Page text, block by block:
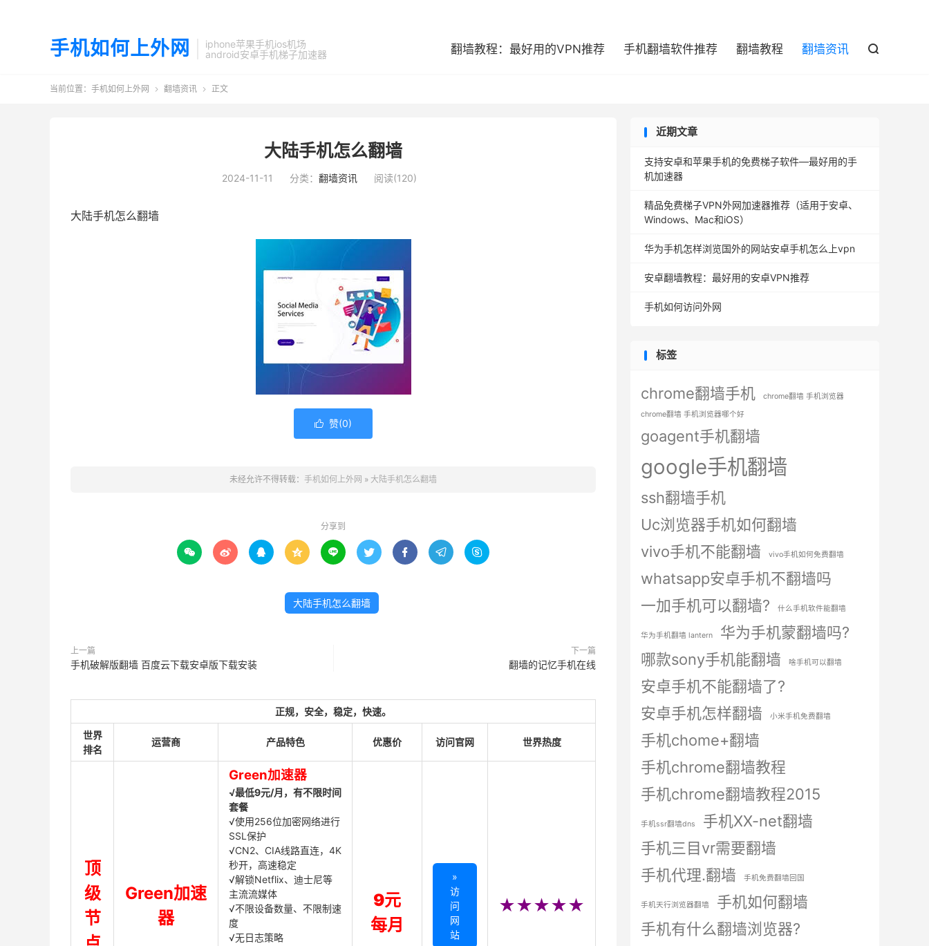
手机如何上外网
iphone苹果手机ios机场
android安卓手机梯子加速器
翻墙教程：最好用的VPN推荐 手机翻墙软件推荐 翻墙教程 翻墙资讯 
当前位置： 手机如何上外网  翻墙资讯  正文
大陆手机怎么翻墙
2024-11-11 分类： 翻墙资讯 阅读(120)
大陆手机怎么翻墙
 赞(0)
未经允许不得转载： 手机如何上外网 » 大陆手机怎么翻墙
分享到
        
大陆手机怎么翻墙
上一篇
手机破解版翻墙 百度云下载安卓版下载安装
下一篇
翻墙的记忆手机在线
正规，安全，稳定，快速。
世界
排名
运营商 产品特色 优惠价 访问官网 世界热度
顶
级
节
Green加速
器
Green加速器
√最低9元/月，有不限时间
套餐
√使用256位加密网络进行
SSL保护
√CN2、CIA线路直连，4K
秒开，高速稳定
√解锁Netflix、迪士尼等
主流流媒体
√不限设备数量、不限制速
度
√无日志策略
9元
每月
»
访
问
网
站
★★★★★
近期文章
支持安卓和苹果手机的免费梯子软件—最好用的手
机加速器
精品免费梯子VPN外网加速器推荐（适用于安卓、
Windows、Mac和iOS）
华为手机怎样浏览国外的网站安卓手机怎么上vpn
安卓翻墙教程：最好用的安卓VPN推荐
手机如何访问外网
标签
chrome翻墙手机
chrome翻墙 手机浏览器
chrome翻墙 手机浏览器哪个好
goagent手机翻墙
google手机翻墙
ssh翻墙手机
Uc浏览器手机如何翻墙
vivo手机不能翻墙
vivo手机如何免费翻墙
whatsapp安卓手机不翻墙吗
一加手机可以翻墙?
什么手机软件能翻墙
华为手机翻墙 lantern
华为手机蒙翻墙吗?
哪款sony手机能翻墙
啥手机可以翻墙
安卓手机不能翻墙了?
安卓手机怎样翻墙
小米手机免费翻墙
手机chome+翻墙
手机chrome翻墙教程
手机chrome翻墙教程2015
手机ssr翻墙dns
手机XX-net翻墙
手机三目vr需要翻墙
手机代理.翻墙
手机免费翻墙回国
手机天行浏览器翻墙
手机如何翻墙
手机有什么翻墙浏览器?